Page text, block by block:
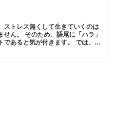
ストレス無くして生きていくのは
ん。 そのため、語尾に「ハラ」
あると気が付きます。 では、